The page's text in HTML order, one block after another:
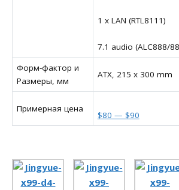
1 x LAN (RTL8111)
7.1 audio (ALC888/
Форм-фактор и
Размеры, мм
ATX, 215 x 300 mm
Примерная цена
$80 — $90